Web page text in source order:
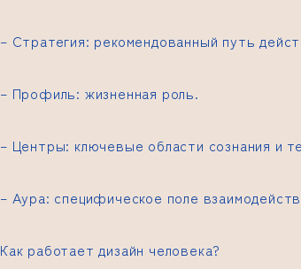
– Стратегия: рекомендованный путь
– Профиль: жизненная роль.
– Центры: ключевые области сознания и
– Аура: специфическое поле
Как работает дизайн человека?